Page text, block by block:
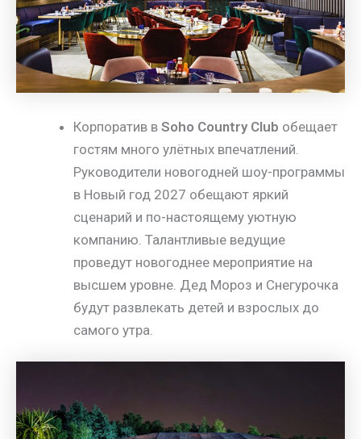
Корпоратив в Soho Country Club обещает
гостям много улётных впечатлений.
Руководители новогодней шоу-программы
в Новый год 2027 обещают яркий
сценарий и по-настоящему уютную
компанию. Талантливые ведущие
проведут новогоднее мероприятие на
высшем уровне. Дед Мороз и Снегурочка
будут развлекать детей и взрослых до
самого утра.